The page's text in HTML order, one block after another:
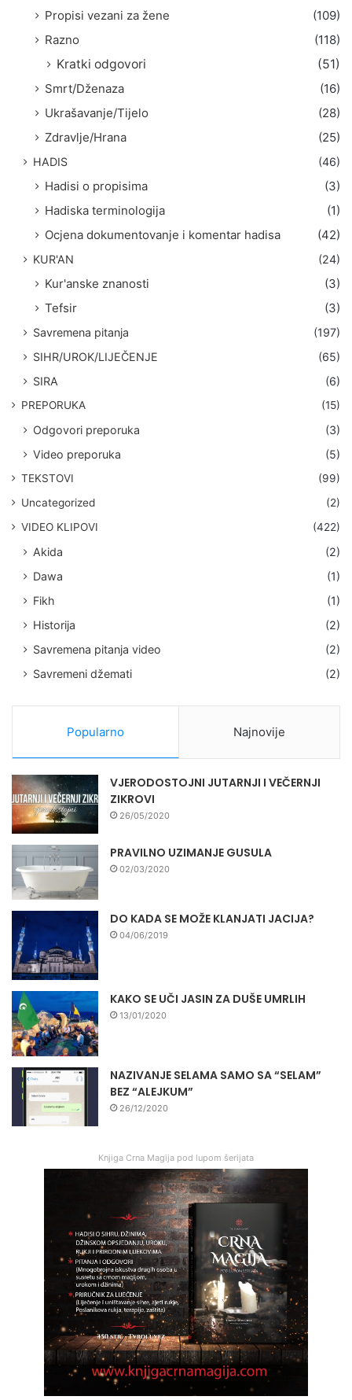
Propisi vezani za žene
(109)
Razno
(118)
Kratki odgovori
(51)
Smrt/Dženaza
(16)
Ukrašavanje/Tijelo
(28)
Zdravlje/Hrana
(25)
HADIS (46)
Hadisi o propisima
(3)
Hadiska terminologija
(1)
Ocjena dokumentovanje i komentar hadisa
(42)
KUR'AN (24)
Kur'anske znanosti
(3)
Tefsir
(3)
Savremena pitanja
(197)
SIHR/UROK/LIJEČENJE
(65)
SIRA
(6)
PREPORUKA (15)
Odgovori preporuka
(3)
Video preporuka
(5)
TEKSTOVI
(99)
Uncategorized
(2)
VIDEO KLIPOVI
(422)
Akida
(2)
Dawa
(1)
Fikh
(1)
Historija
(2)
Savremena pitanja video
(2)
Savremeni džemati
(2)
Popularno Najnovije
VJERODOSTOJNI JUTARNJI I VEČERNJI
ZIKROVI
26/05/2020
PRAVILNO UZIMANJE GUSULA
02/03/2020
DO KADA SE MOŽE KLANJATI JACIJA?
04/06/2019
KAKO SE UČI JASIN ZA DUŠE UMRLIH
13/01/2020
NAZIVANJE SELAMA SAMO SA “SELAM”
BEZ “ALEJKUM”
26/12/2020
Knjiga Crna Magija pod lupom šerijata